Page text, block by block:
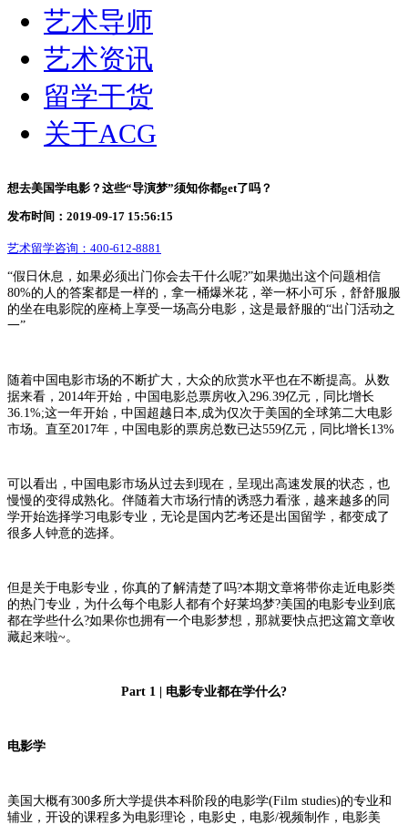
艺术导师
艺术资讯
留学干货
关于ACG
想去美国学电影？这些“导演梦”须知你都get了吗？
发布时间：2019-09-17 15:56:15
艺术留学咨询： 400-612-8881
“假日休息，如果必须出门你会去干什么呢?”如果抛出这个问题相信
80%的人的答案都是一样的，拿一桶爆米花，举一杯小可乐，舒舒服服
的坐在电影院的座椅上享受一场高分电影，这是最舒服的“出门活动之
一”
随着中国电影市场的不断扩大，大众的欣赏水平也在不断提高。从数
据来看，2014年开始，中国电影总票房收入296.39亿元，同比增长
36.1%;这一年开始，中国超越日本,成为仅次于美国的全球第二大电影
市场。直至2017年，中国电影的票房总数已达559亿元，同比增长13%
可以看出，中国电影市场从过去到现在，呈现出高速发展的状态，也
慢慢的变得成熟化。伴随着大市场行情的诱惑力看涨，越来越多的同
学开始选择学习电影专业，无论是国内艺考还是出国留学，都变成了
很多人钟意的选择。
但是关于电影专业，你真的了解清楚了吗?本期文章将带你走近电影类
的热门专业，为什么每个电影人都有个好莱坞梦?美国的电影专业到底
都在学些什么?如果你也拥有一个电影梦想，那就要快点把这篇文章收
藏起来啦~。
Part 1 | 电影专业都在学什么?
电影学
美国大概有300多所大学提供本科阶段的电影学(Film studies)的专业和
辅业，开设的课程多为电影理论，电影史，电影/视频制作，电影美